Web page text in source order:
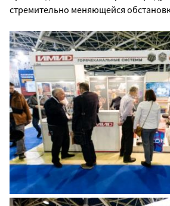
стремительно меняющейся